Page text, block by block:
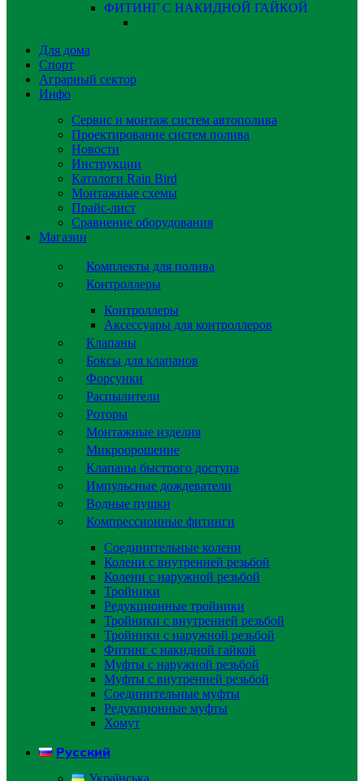
ФИТИНГ С НАКИДНОЙ ГАЙКОЙ
Для дома
Спорт
Аграрный сектор
Инфо
Сервис и монтаж систем автополива
Проектирование систем полива
Новости
Инструкции
Каталоги Rain Bird
Монтажные схемы
Прайс-лист
Сравнение оборудования
Магазин
Комплекты для полива
Контроллеры
Контроллеры
Аксессуары для контроллеров
Клапаны
Боксы для клапанов
Форсунки
Распылители
Роторы
Монтажные изделия
Микроорошение
Клапаны быстрого доступа
Импульсные дождеватели
Водные пушки
Компрессионные фитинги
Соединительные колени
Колени с внутренней резьбой
Колени с наружной резьбой
Тройники
Редукционные тройники
Тройники с внутренней резьбой
Тройники с наружной резьбой
Фитинг с накидной гайкой
Муфты с наружной резьбой
Муфты с внутренней резьбой
Соединительные муфты
Редукционные муфты
Хомут
Русский
Українська